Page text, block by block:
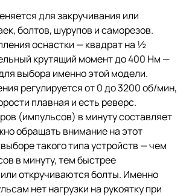
для закручивания или
болтов, шурупов и саморезов.
оснастки — квадрат на ½
крутящий момент до 400 Нм —
выбора именно этой модели.
регулируется от 0 до 3200 об/мин,
плавная и есть реверс.
(импульсов) в минуту составляет
обращать внимание на этот
такого типа устройств — чем
в минуту, тем быстрее
откручиваются болты. Именно
нет нагрузки на рукоятку при